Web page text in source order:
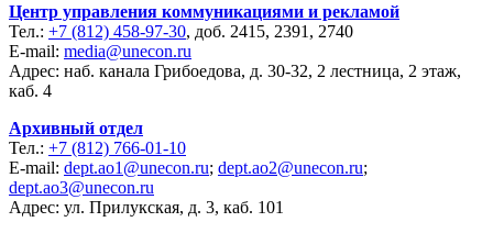
Центр управления коммуникациями и рекламой
Тел.: +7 (812) 458-97-30, доб. 2415, 2391, 2740
E-mail: media@unecon.ru
Адрес: наб. канала Грибоедова, д. 30-32, 2 лестница, 2 этаж,
каб. 4
Архивный отдел
Тел.: +7 (812) 766-01-10
E-mail: dept.ao1@unecon.ru; dept.ao2@unecon.ru;
dept.ao3@unecon.ru
Адрес: ул. Прилукская, д. 3, каб. 101